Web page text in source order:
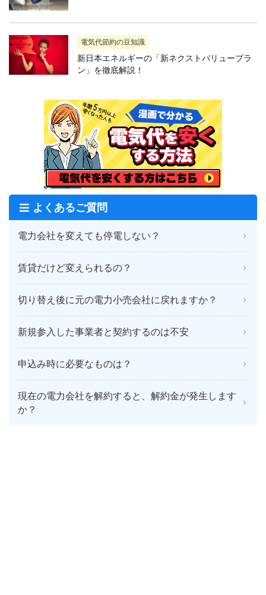
電気代節約の豆知識
新日本エネルギーの「新ネクストバリュープラ
ン」を徹底解説！
よくあるご質問
電力会社を変えても停電しない？
賃貸だけど変えられるの？
切り替え後に元の電力小売会社に戻れますか？
新規参入した事業者と契約するのは不安
申込み時に必要なものは？
現在の電力会社を解約すると、解約金が発生します
か？